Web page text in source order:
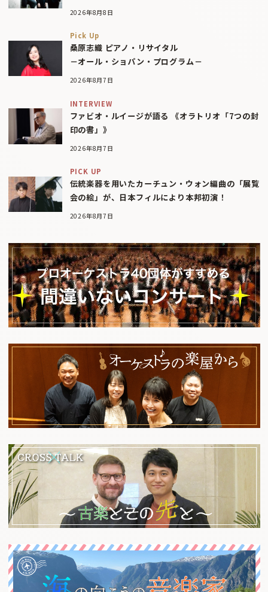
2026年8月8日
Pick Up
桑原志織 ピアノ・リサイタル
－オール・ショパン・プログラム－
2026年8月7日
INTERVIEW
ファビオ・ルイージが語る 《オラトリオ「7つの封
印の書」》
2026年8月7日
PICK UP
伝統楽器を用いたカーチュン・ウォン編曲の「展覧
会の絵」が、日本フィルにより本邦初演！
2026年8月7日